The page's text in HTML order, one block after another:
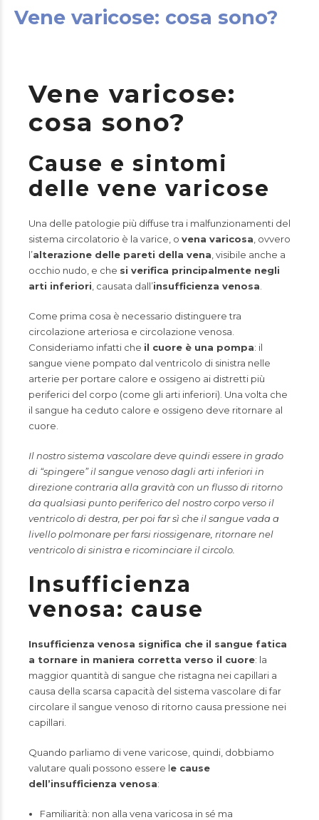
Vene varicose: cosa sono?
Vene varicose:
cosa sono?
Cause e sintomi
delle vene varicose
Una delle patologie più diffuse tra i malfunzionamenti del
sistema circolatorio è la varice, o vena varicosa , ovvero
l’alterazione delle pareti della vena , visibile anche a
occhio nudo, e che si verifica principalmente negli
arti inferiori , causata dall’insufficienza venosa
Come prima cosa è necessario distinguere tra
circolazione arteriosa e circolazione venosa.
Consideriamo infatti che il cuore è una pompa: il
sangue viene pompato dal ventricolo di sinistra nelle
arterie per portare calore e ossigeno ai distretti più
periferici del corpo (come gli arti inferiori). Una volta che
il sangue ha ceduto calore e ossigeno deve ritornare al
cuore.
Il nostro sistema vascolare deve quindi essere in grado
di “spingere” il sangue venoso dagli arti inferiori in
direzione contraria alla gravità con un flusso di ritorno
da qualsiasi punto periferico del nostro corpo verso il
ventricolo di destra, per poi far sì che il sangue vada a
livello polmonare per farsi riossigenare, ritornare nel
ventricolo di sinistra e ricominciare il circolo.
Insufficienza
venosa: cause
Insufficienza venosa significa che il sangue fatica
a tornare in maniera corretta verso il cuore: la
maggior quantità di sangue che ristagna nei capillari a
causa della scarsa capacità del sistema vascolare di far
circolare il sangue venoso di ritorno causa pressione nei
capillari.
Quando parliamo di vene varicose, quindi, dobbiamo
valutare quali possono essere le cause
dell’insufficienza venosa:
Familiarità: non alla vena varicosa in sé ma